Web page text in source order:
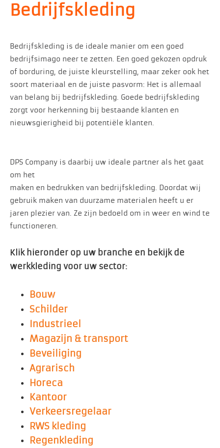
Bedrijfskleding
Bedrijfskleding is de ideale manier om een goed
bedrijfsimago neer te zetten. Een goed gekozen opdruk
of borduring, de juiste kleurstelling, maar zeker ook het
soort materiaal en de juiste pasvorm: Het is allemaal
van belang bij bedrijfskleding. Goede bedrijfskleding
zorgt voor herkenning bij bestaande klanten en
nieuwsgierigheid bij potentiële klanten.
DPS Company is daarbij uw ideale partner als het gaat
om het
maken en bedrukken van bedrijfskleding. Doordat wij
gebruik maken van duurzame materialen heeft u er
jaren plezier van. Ze zijn bedoeld om in weer en wind te
functioneren.
Klik hieronder op uw branche en bekijk de
werkkleding voor uw sector:
Bouw
Schilder
Industrieel
Magazijn & transport
Beveiliging
Agrarisch
Horeca
Kantoor
Verkeersregelaar
RWS kleding
Regenkleding